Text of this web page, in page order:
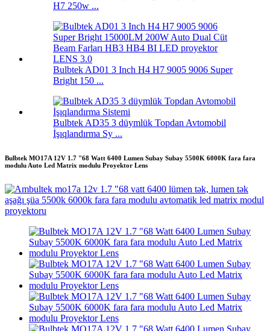
H7 250w ...
Bulbtek AD01 3 Inch H4 H7 9005 9006 Super
Bright 150 ...
Bulbtek AD35 3 düymlük Topdan Avtomobil
İşıqlandırma Sy ...
Bulbtek MO17A 12V 1.7 "68 Watt 6400 Lumen Subay Subay 5500K 6000K fara fara
modulu Auto Led Matrix modulu Proyektor Lens